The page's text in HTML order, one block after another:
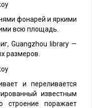
фонарей и яркими
всю площадь.
Guangzhou library —
размеров.
и переливается
известным
строение поражает